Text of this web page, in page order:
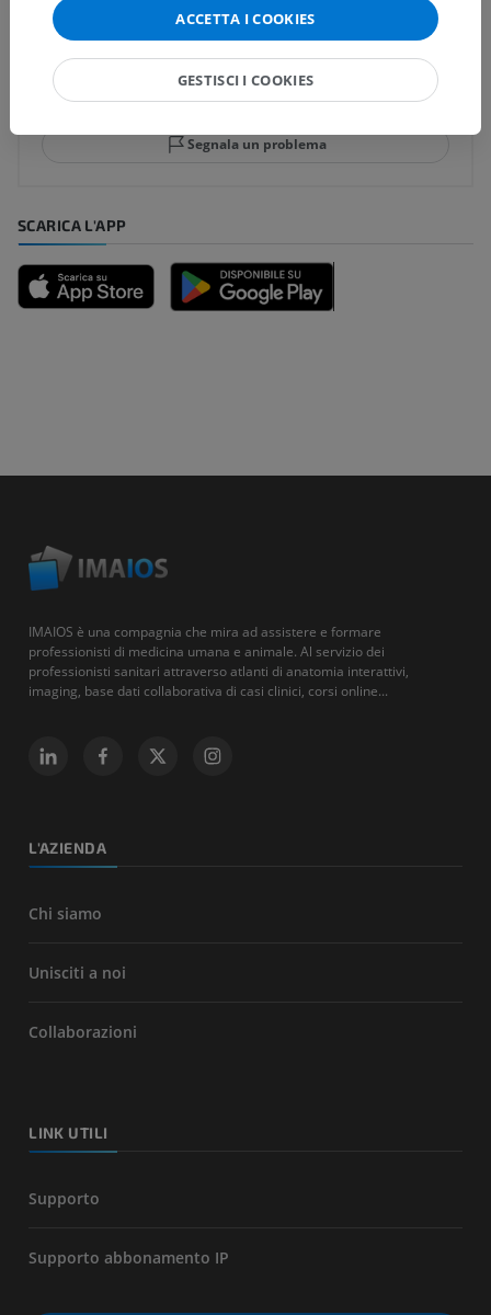
Hai notato un errore?
Non esitare a suggerire una correzione, traduzione o
un miglioramento dei contenuti.
Segnala un problema
SCARICA L'APP
IMAIOS è una compagnia che mira ad assistere e formare
professionisti di medicina umana e animale. Al servizio dei
professionisti sanitari attraverso atlanti di anatomia interattivi,
imaging, base dati collaborativa di casi clinici, corsi online...
L'AZIENDA
Chi siamo
Unisciti a noi
Collaborazioni
LINK UTILI
Supporto
Supporto abbonamento IP
ACCETTA I COOKIES
GESTISCI I COOKIES